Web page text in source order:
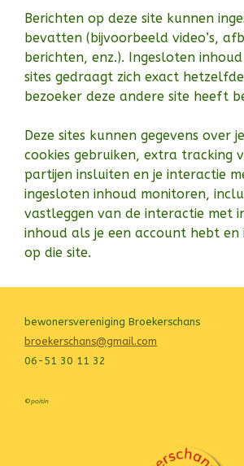
Berichten op deze site kunnen
bevatten (bijvoorbeeld video’s,
berichten, enz.). Ingesloten
sites gedraagt zich exact
bezoeker deze andere site heeft
Deze sites kunnen gegevens over
cookies gebruiken, extra tracking
partijen insluiten en je interactie
ingesloten inhoud monitoren,
vastleggen van de interactie met
inhoud als je een account hebt
op die site.
bewonersvereniging Broekerschans
broekerschans@gmail.com
06-51 30 11 32
©poitín